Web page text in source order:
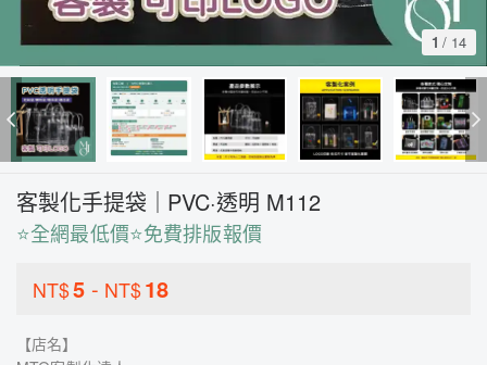
1 / 14
客製化手提袋｜PVC·透明 M112
⭐全網最低價⭐免費排版報價
NT$5 - NT$18
【店名】